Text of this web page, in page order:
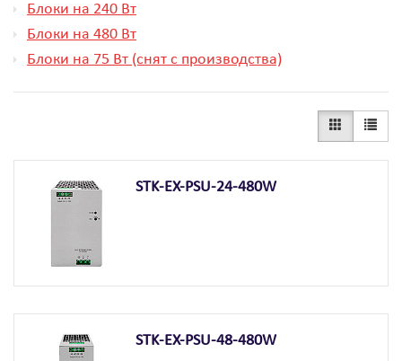
Блоки на 240 Вт
Блоки на 480 Вт
Блоки на 75 Вт (снят с производства)
STK-EX-PSU-24-480W
STK-EX-PSU-48-480W